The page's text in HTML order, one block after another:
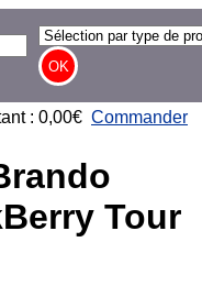
: 0,00€ Commander
Tour